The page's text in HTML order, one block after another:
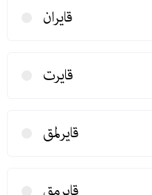
قایران
قایرت
قایرلمق